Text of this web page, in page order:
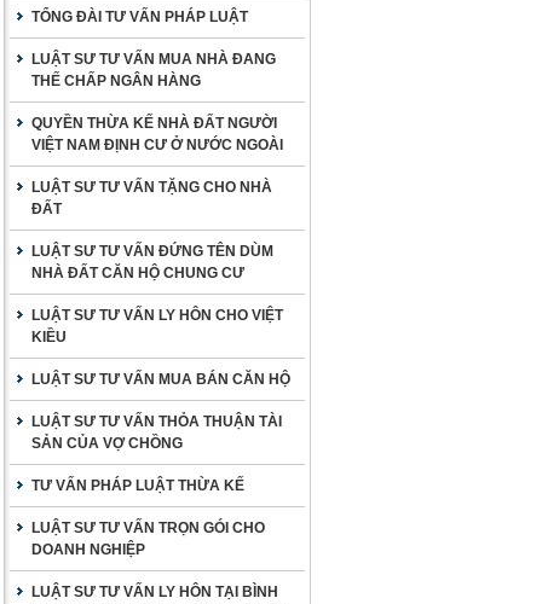
TỔNG ĐÀI TƯ VẤN PHÁP LUẬT
LUẬT SƯ TƯ VẤN MUA NHÀ ĐANG
THẾ CHẤP NGÂN HÀNG
QUYỀN THỪA KẾ NHÀ ĐẤT NGƯỜI
VIỆT NAM ĐỊNH CƯ Ở NƯỚC NGOÀI
LUẬT SƯ TƯ VẤN TẶNG CHO NHÀ
ĐẤT
LUẬT SƯ TƯ VẤN ĐỨNG TÊN DÙM
NHÀ ĐẤT CĂN HỘ CHUNG CƯ
LUẬT SƯ TƯ VẤN LY HÔN CHO VIỆT
KIỀU
LUẬT SƯ TƯ VẤN MUA BÁN CĂN HỘ
LUẬT SƯ TƯ VẤN THỎA THUẬN TÀI
SẢN CỦA VỢ CHỒNG
TƯ VẤN PHÁP LUẬT THỪA KẾ
LUẬT SƯ TƯ VẤN TRỌN GÓI CHO
DOANH NGHIỆP
LUẬT SƯ TƯ VẤN LY HÔN TẠI BÌNH